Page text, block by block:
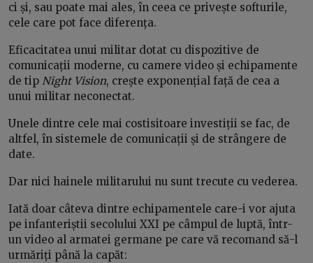
ci și, sau poate mai ales, în ceea ce privește softurile,
cele care pot face diferența.
Eficacitatea unui militar dotat cu dispozitive de
comunicații moderne, cu camere video și echipamente
de tip Night Vision, crește exponențial față de cea a
unui militar neconectat.
Unele dintre cele mai costisitoare investiții se fac, de
altfel, în sistemele de comunicații și de strângere de
date.
Dar nici hainele militarului nu sunt trecute cu vederea.
Iată doar câteva dintre echipamentele care-i vor ajuta
pe infanteriștii secolului XXI pe câmpul de luptă, într-
un video al armatei germane pe care vă recomand să-l
urmăriți până la capăt: